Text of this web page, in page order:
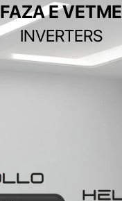
FAZA E VETME
INVERTERS